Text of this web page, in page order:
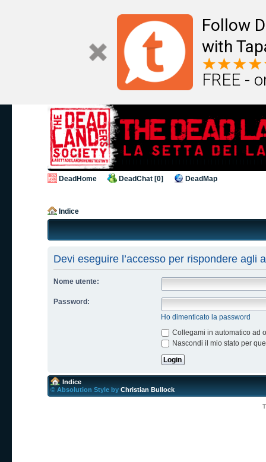
Follow
with
FREE -
DeadHome DeadChat [0] DeadMap
Indice
Devi eseguire l’accesso per rispondere agli
Nome utente:
Password:
Ho dimenticato la password
Collegami in automatico ad
Nascondi il mio stato per
Indice
© Absolution Style by Christian Bullock